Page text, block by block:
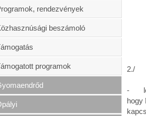
rendezvények
beszámoló
programok 2./
-
hogy